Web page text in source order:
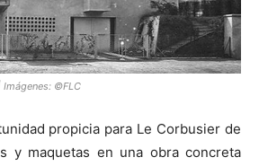
Imágenes: ©FLC
propicia para Le Corbusier de
y maquetas en una obra concreta